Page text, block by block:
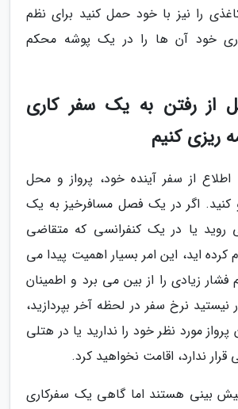
را نیز با خود حمل کنید برای نظم
خود آن ها را در یک پوشه محکم
از رفتن به یک سفر کاری
ریزی کنیم
از سفر آینده خود، پرواز و محل
کنید. اگر در یک فصل مسافرخیز به یک
یا در یک کنفرانسی که متقاضی
کرده اید، این امر بسیار اهمیت پیدا می
فشار زیادی را از بین می برد و اطمینان
نرخ سفر در لحظه آخر بپردازید،
مورد نظر خود را ندارید یا در هتلی
ندارد، اقامت نخواهید کرد.
بینی هستند اما گاهی یک سفرکاری